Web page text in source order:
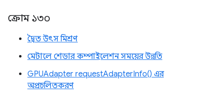
ক্রোম ১৩০
দ্বৈত উৎস মিশ্রণ
মেটালে শেডার কম্পাইলেশন সময়ের উন্নতি
GPUAdapter requestAdapterInfo() এর
অপ্রচলিতকরণ